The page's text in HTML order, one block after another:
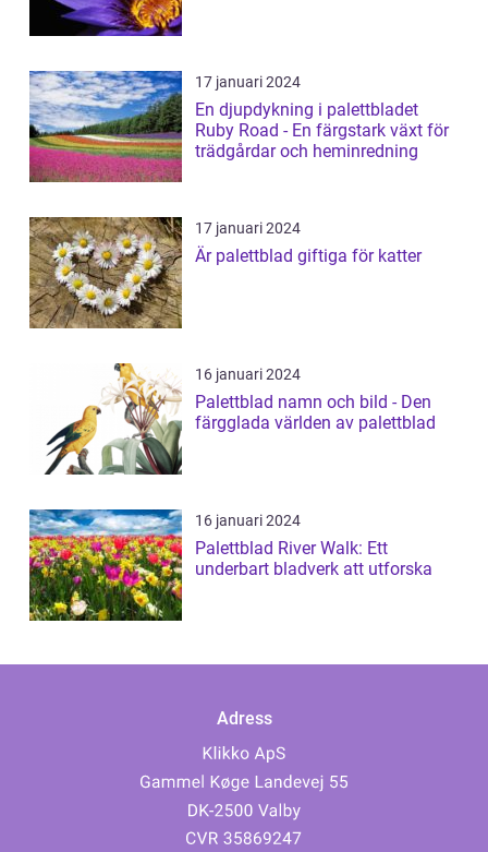
17 januari 2024
En djupdykning i palettbladet
Ruby Road - En färgstark växt för
trädgårdar och heminredning
17 januari 2024
Är palettblad giftiga för katter
16 januari 2024
Palettblad namn och bild - Den
färgglada världen av palettblad
16 januari 2024
Palettblad River Walk: Ett
underbart bladverk att utforska
Adress